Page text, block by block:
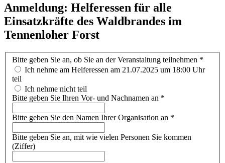
Anmeldung: Helferessen für alle
Einsatzkräfte des Waldbrandes im
Tennenloher Forst
Bitte geben Sie an, ob Sie an der Veranstaltung teilnehmen *
Ich nehme am Helferessen am 21.07.2025 um 18:00 Uhr
teil
Ich nehme nicht teil
Bitte geben Sie Ihren Vor- und Nachnamen an *
Bitte geben Sie den Namen Ihrer Organisation an *
Bitte geben Sie an, mit wie vielen Personen Sie kommen
(Ziffer)